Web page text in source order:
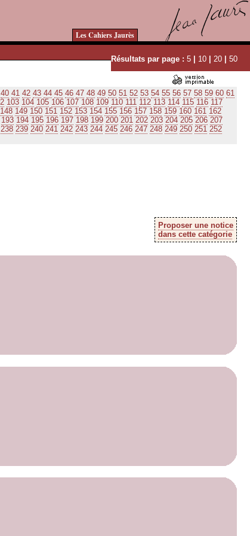
Les Cahiers Jaurès
Résultats par page : 5 | 10 | 20 | 50
40 41 42 43 44 45 46 47 48 49 50 51 52 53 54 55 56 57 58 59 60 61
103 104 105 106 107 108 109 110 111 112 113 114 115 116 117
148 149 150 151 152 153 154 155 156 157 158 159 160 161 162
193 194 195 196 197 198 199 200 201 202 203 204 205 206 207
238 239 240 241 242 243 244 245 246 247 248 249 250 251 252
Proposer une notice
dans cette catégorie